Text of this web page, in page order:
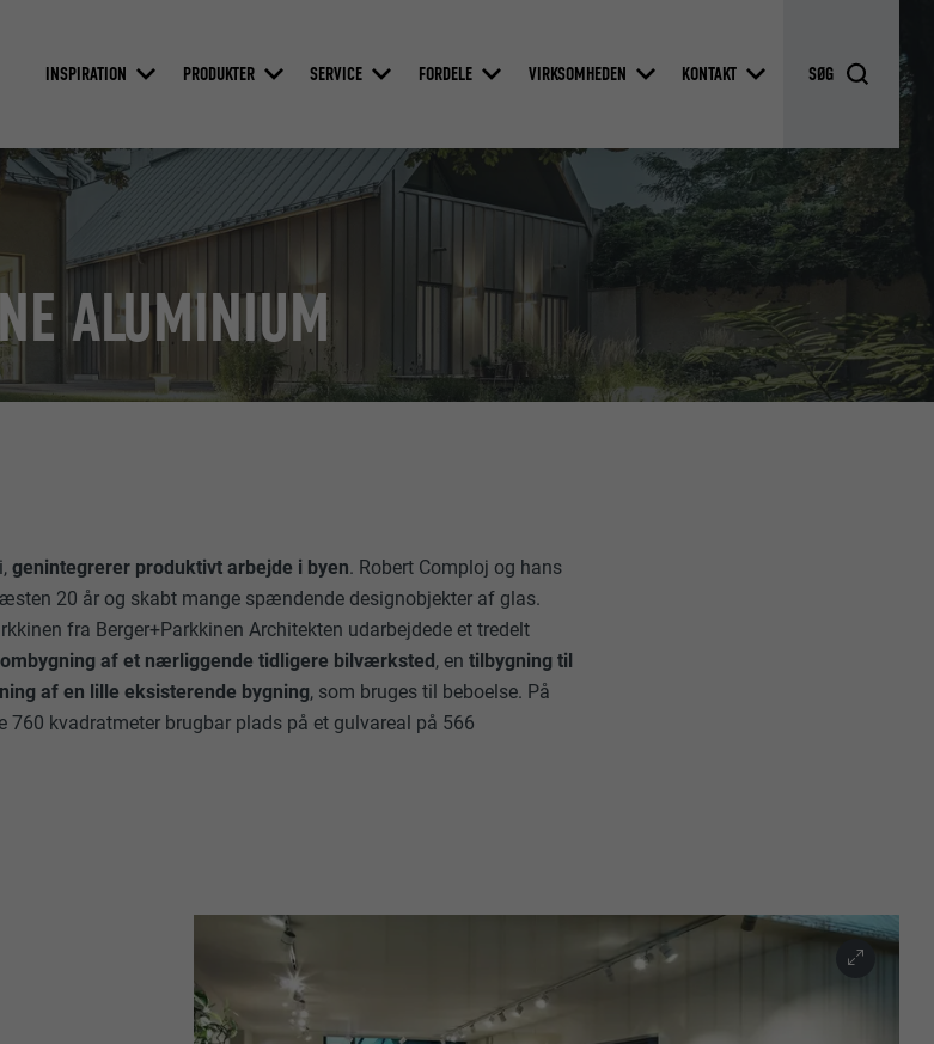
INSPIRATION PRODUKTER SERVICE FORDELE VIRKSOMHEDEN KONTAKT
ALUMINIUM
genintegrerer produktivt arbejde i byen. Robert Comploj og hans
20 år og skabt mange spændende designobjekter af glas.
fra Berger+Parkkinen Architekten udarbejdede et tredelt
ombygning af et nærliggende tidligere bilværksted, entilbygning til
af en lille eksisterende bygning, som bruges til beboelse. På
760 kvadratmeter brugbar plads på et gulvareal på 566